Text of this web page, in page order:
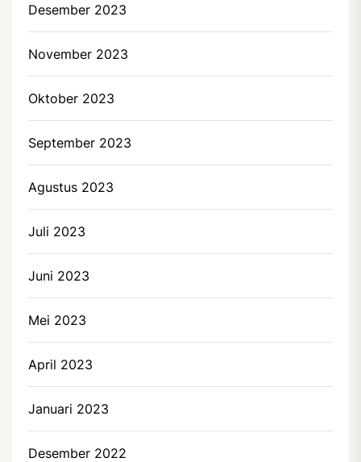
Desember 2023
November 2023
Oktober 2023
September 2023
Agustus 2023
Juli 2023
Juni 2023
Mei 2023
April 2023
Januari 2023
Desember 2022